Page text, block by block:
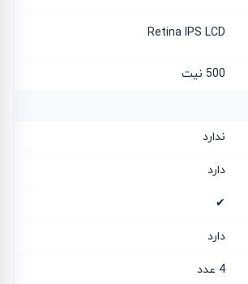
Retina IPS LCD
500 نیت
ندارد
دارد
✔
دارد
4 عدد